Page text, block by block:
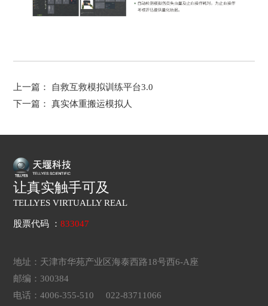
上一篇：
自救互救模拟训练平台3.0
下一篇： 真实体重搬运模拟人
让真实触手可及
TELLYES VIRTUALLY REAL
股票代码 ：833047
地址：天津市华苑产业区海泰西路18号西6-A座
邮编：300384
电话：4006-355-510 022-83711066